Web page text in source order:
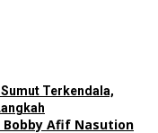
Terkendala,